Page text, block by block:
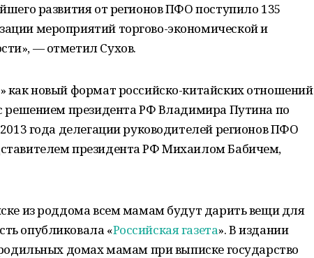
развития от регионов ПФО поступило 135
мероприятий торгово-экономической и
— отметил Сухов.
как новый формат российско-китайских отношений
решением президента РФ Владимира Путина по
года делегации руководителей регионов ПФО
президента РФ Михаилом Бабичем,
из роддома всем мамам будут дарить вещи для
опубликовала «Российская газета». В издании
домах мамам при выписке государство